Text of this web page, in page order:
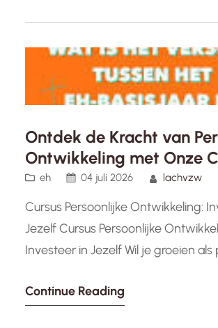
jezelf te werken, je talenten te
Ontdek de Kracht van
Ontwikkeling met Onze
eh 04 juli 2026 lachvzw
Cursus Persoonlijke Ontwikkeling:
Jezelf Cursus Persoonlijke
Investeer in Jezelf Wil je groeien
deel te nemen aan een cursus
Continue Reading